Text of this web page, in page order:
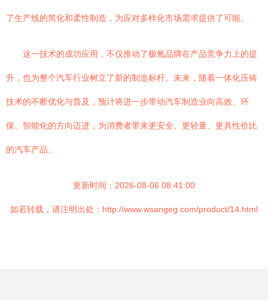
了生产线的简化和柔性制造，为应对多样化市场需求提供了可能。
这一技术的成功应用，不仅推动了极氪品牌在产品竞争力上的提
升，也为整个汽车行业树立了新的制造标杆。未来，随着一体化压铸
技术的不断优化与普及，预计将进一步带动汽车制造业向高效、环
保、智能化的方向迈进，为消费者带来更安全、更轻量、更具性价比
的汽车产品。
更新时间：2026-08-06 08:41:00
如若转载，请注明出处：http://www.wsangeg.com/product/14.html